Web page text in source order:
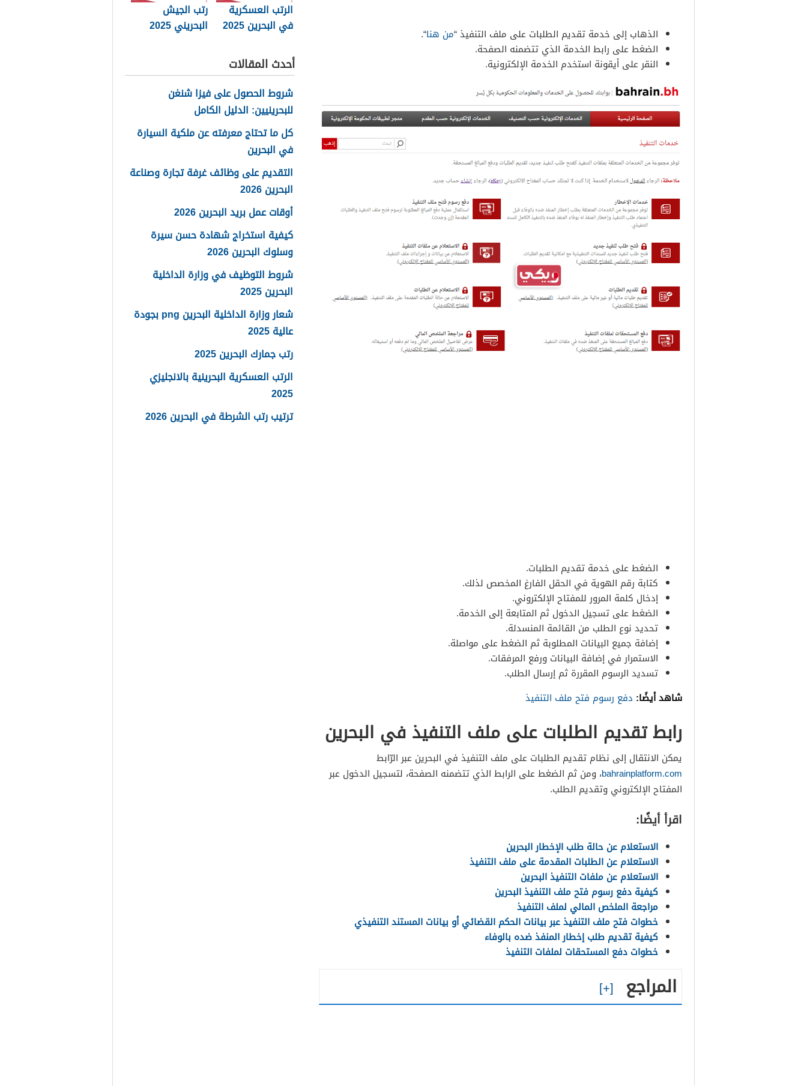
الذهاب إلى خدمة تقديم الطلبات على ملف التنفيذ “من هنا“.
الضغط على رابط الخدمة الذي تتضمنه الصفحة.
النقر على أيقونة استخدم الخدمة الإلكترونية.
الضغط على خدمة تقديم الطلبات.
كتابة رقم الهوية في الحقل الفارغ المخصص لذلك.
إدخال كلمة المرور للمفتاح الإلكتروني.
الضغط على تسجيل الدخول ثم المتابعة إلى الخدمة.
تحديد نوع الطلب من القائمة المنسدلة.
إضافة جميع البيانات المطلوبة ثم الضغط على مواصلة.
الاستمرار في إضافة البيانات ورفع المرفقات.
تسديد الرسوم المقررة ثم إرسال الطلب.
شاهد أيضًا: دفع رسوم فتح ملف التنفيذ
رابط تقديم الطلبات على ملف التنفيذ في البحرين
يمكن الانتقال إلى نظام تقديم الطلبات على ملف التنفيذ في البحرين عبر الرّابط
bahrainplatform.com، ومن ثم الضغط على الرابط الذي تتضمنه الصفحة، لتسجيل الدخول عبر
المفتاح الإلكتروني وتقديم الطلب.
اقرأ أيضًا:
الاستعلام عن حالة طلب الإخطار البحرين
الاستعلام عن الطلبات المقدمة على ملف التنفيذ
الاستعلام عن ملفات التنفيذ البحرين
كيفية دفع رسوم فتح ملف التنفيذ البحرين
مراجعة الملخص المالي لملف التنفيذ
خطوات فتح ملف التنفيذ عبر بيانات الحكم القضائي أو بيانات المستند التنفيذي
كيفية تقديم طلب إخطار المنفذ ضده بالوفاء
خطوات دفع المستحقات لملفات التنفيذ
المراجع
الرتب العسكرية
في البحرين 2025
رتب الجيش
البحريني 2025
أحدث المقالات
شروط الحصول على فيزا شنغن
للبحرينيين: الدليل الكامل
كل ما تحتاج معرفته عن ملكية السيارة
في البحرين
التقديم على وظائف غرفة تجارة وصناعة
البحرين 2026
أوقات عمل بريد البحرين 2026
كيفية استخراج شهادة حسن سيرة
وسلوك البحرين 2026
شروط التوظيف في وزارة الداخلية
البحرين 2025
شعار وزارة الداخلية البحرين png بجودة
عالية 2025
رتب جمارك البحرين 2025
الرتب العسكرية البحرينية بالانجليزي
2025
ترتيب رتب الشرطة في البحرين 2026